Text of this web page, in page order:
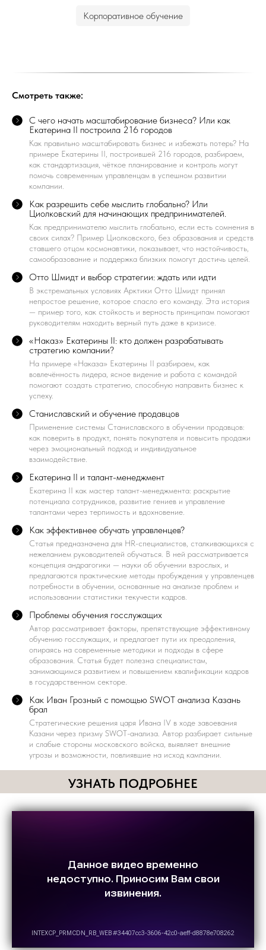
Корпоративное обучение
Смотреть также:
С чего начать масштабирование бизнеса? Или как
Екатерина II построила 216 городов
Как правильно масштабировать бизнес и избежать потерь? На
примере Екатерины II, построившей 216 городов, разбираем,
как стандартизация, чёткое планирование и контроль могут
помочь современным управленцам в успешном развитии
компании.
Как разрешить себе мыслить глобально? Или
Циолковский для начинающих предпринимателей.
Как предпринимателю мыслить глобально, если есть сомнения в
своих силах? Пример Циолковского, без образования и средств
ставшего отцом космонавтики, показывает, что настойчивость,
самообразование и поддержка близких помогут достичь целей.
Отто Шмидт и выбор стратегии: ждать или идти
В экстремальных условиях Арктики Отто Шмидт принял
непростое решение, которое спасло его команду. Эта история
— пример того, как стойкость и верность принципам помогают
руководителям находить верный путь даже в кризисе.
«Наказ» Екатерины II: кто должен разрабатывать
стратегию компании?
На примере «Наказа» Екатерины II разбираем, как
вовлечённость лидера, ясное видение и работа с командой
помогают создать стратегию, способную направить бизнес к
успеху.
Станиславский и обучение продавцов
Применение системы Станиславского в обучении продавцов:
как поверить в продукт, понять покупателя и повысить продажи
через эмоциональный подход и индивидуальное
взаимодействие.
Екатерина II и талант-менеджмент
Екатерина II как мастер талант-менеджмента: раскрытие
потенциала сотрудников, развитие гениев и управление
талантами через терпимость и вдохновение.
Как эффективнее обучать управленцев?
​Статья предназначена для HR-специалистов, сталкивающихся с
нежеланием руководителей обучаться. В ней рассматривается
концепция андрагогики — науки об обучении взрослых, и
предлагаются практические методы пробуждения у управленцев
потребности в обучении, основанные на анализе проблем и
использовании статистики текучести кадров.
Проблемы обучения госслужащих
Автор рассматривает факторы, препятствующие эффективному
обучению госслужащих, и предлагает пути их преодоления,
опираясь на современные методики и подходы в сфере
образования. Статья будет полезна специалистам,
занимающимся развитием и повышением квалификации кадров
в государственном секторе.
Как Иван Грозный с помощью SWOT анализа Казань
брал
Стратегические решения царя Ивана IV в ходе завоевания
Казани через призму SWOT-анализа. Автор разбирает сильные
и слабые стороны московского войска, выявляет внешние
угрозы и возможности, повлиявшие на исход кампании.
УЗНАТЬ ПОДРОБНЕЕ